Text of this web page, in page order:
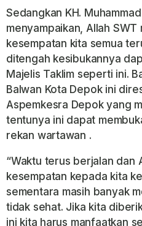
Sedangkan KH.
menyampaikan, Allah SWT
kesempatan kita semua
ditengah kesibukannya
Majelis Taklim seperti ini.
Balwan Kota Depok ini
Aspemkesra Depok yang
tentunya ini dapat
rekan wartawan .
“Waktu terus berjalan dan
kesempatan kepada kita
sementara masih banyak
tidak sehat. Jika kita
ini kita harus manfaatkan